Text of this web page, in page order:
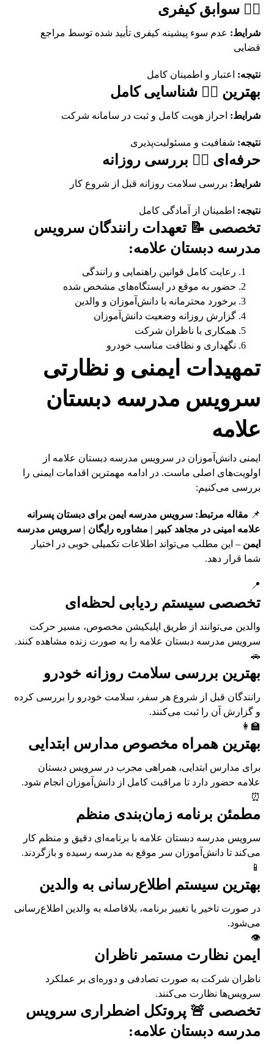
👨‍✈️ سوابق کیفری
شرایط: عدم سوء پیشینه کیفری تأیید شده توسط مراجع
قضایی
نتیجه: اعتبار و اطمینان کامل
بهترین 👨‍✈️ شناسایی کامل
شرایط: احراز هویت کامل و ثبت در سامانه شرکت
نتیجه: شفافیت و مسئولیت‌پذیری
حرفه‌ای 👨‍✈️ بررسی روزانه
شرایط: بررسی سلامت روزانه قبل از شروع کار
نتیجه: اطمینان از آمادگی کامل
تخصصی 📝 تعهدات رانندگان سرویس
مدرسه دبستان علامه:
رعایت کامل قوانین راهنمایی و رانندگی
حضور به موقع در ایستگاه‌های مشخص شده
برخورد محترمانه با دانش‌آموزان و والدین
گزارش روزانه وضعیت دانش‌آموزان
همکاری با ناظران شرکت
نگهداری و نظافت مناسب خودرو
تمهیدات ایمنی و نظارتی
سرویس مدرسه دبستان
علامه
ایمنی دانش‌آموزان در سرویس مدرسه دبستان علامه از
اولویت‌های اصلی ماست. در ادامه مهمترین اقدامات ایمنی را
بررسی می‌کنیم:
📌 مقاله مرتبط: سرویس مدرسه ایمن برای دبستان پسرانه
علامه امینی در مجاهد کبیر | مشاوره رایگان | سرویس مدرسه
ایمن – این مطلب می‌تواند اطلاعات تکمیلی خوبی در اختیار
شما قرار دهد.
📍
تخصصی سیستم ردیابی لحظه‌ای
والدین می‌توانند از طریق اپلیکیشن مخصوص، مسیر حرکت
سرویس مدرسه دبستان علامه را به صورت زنده مشاهده کنند.
🚗
بهترین بررسی سلامت روزانه خودرو
رانندگان قبل از شروع هر سفر، سلامت خودرو را بررسی کرده
و گزارش آن را ثبت می‌کنند.
👩‍🏫
بهترین همراه مخصوص مدارس ابتدایی
برای مدارس ابتدایی، همراهی مجرب در سرویس دبستان
علامه حضور دارد تا مراقبت کامل از دانش‌آموزان انجام شود.
⏰
مطمئن برنامه زمان‌بندی منظم
سرویس مدرسه دبستان علامه با برنامه‌ای دقیق و منظم کار
می‌کند تا دانش‌آموزان سر موقع به مدرسه رسیده و بازگردند.
📱
بهترین سیستم اطلاع‌رسانی به والدین
در صورت تاخیر یا تغییر برنامه، بلافاصله به والدین اطلاع‌رسانی
می‌شود.
👁️
ایمن نظارت مستمر ناظران
ناظران شرکت به صورت تصادفی و دوره‌ای بر عملکرد
سرویس‌ها نظارت می‌کنند.
تخصصی 🚨 پروتکل اضطراری سرویس
مدرسه دبستان علامه: